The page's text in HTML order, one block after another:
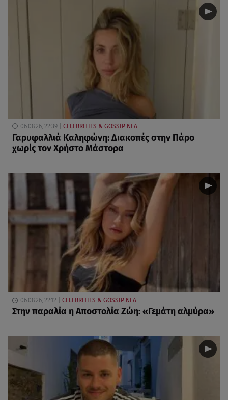
06.08.26, 22:39 CELEBRITIES & GOSSIP ΝΕΑ
Γαρυφαλλιά Καληφώνη: Διακοπές στην Πάρο
χωρίς τον Χρήστο Μάστορα
06.08.26, 22:12 CELEBRITIES & GOSSIP ΝΕΑ
Στην παραλία η Αποστολία Ζώη: «Γεμάτη αλμύρα»